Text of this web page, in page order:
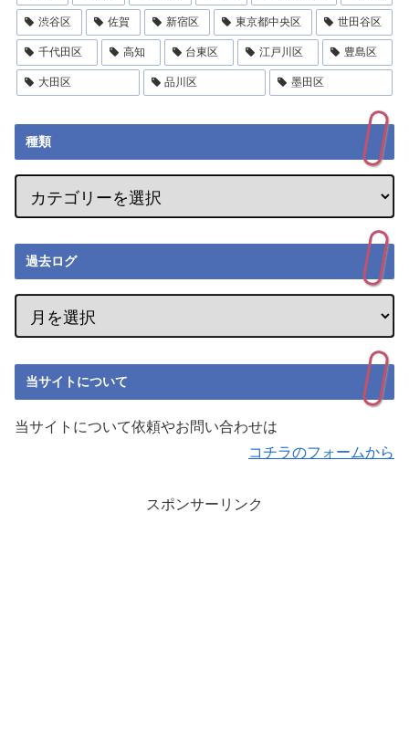
渋谷区 佐賀 新宿区 東京都中央区 世田谷区
千代田区 高知 台東区 江戸川区 豊島区
大田区 品川区 墨田区
種類
過去ログ
当サイトについて
当サイトについて依頼やお問い合わせは
コチラのフォームから
スポンサーリンク